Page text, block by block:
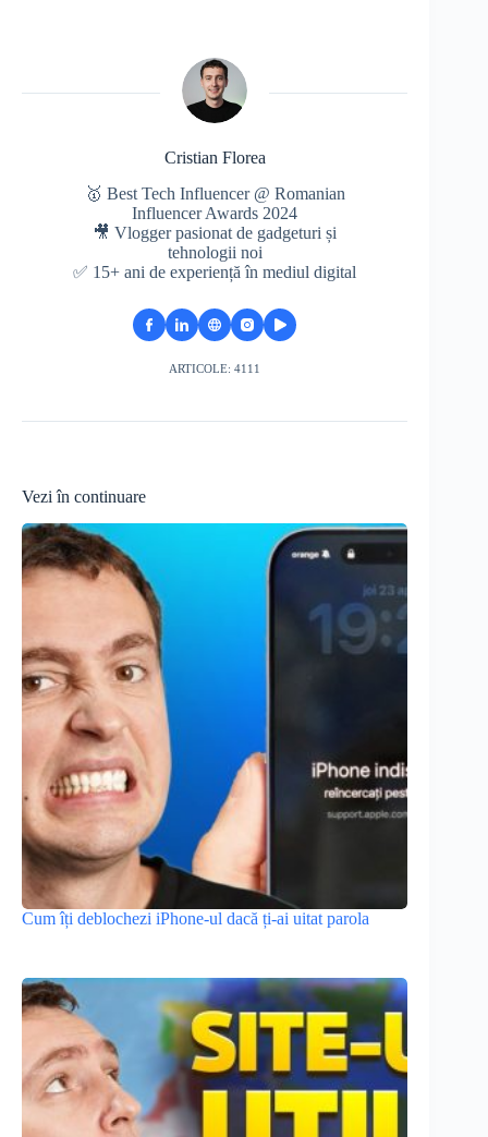
Cristian Florea
🥇 Best Tech Influencer @ Romanian
Influencer Awards 2024
🎥 Vlogger pasionat de gadgeturi și
tehnologii noi
✅ 15+ ani de experiență în mediul digital
ARTICOLE: 4111
Vezi în continuare
Cum îți deblochezi iPhone-ul dacă ți-ai uitat parola